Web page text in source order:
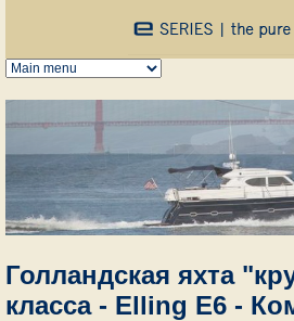
Голландская яхта
класса - Elling E6 -